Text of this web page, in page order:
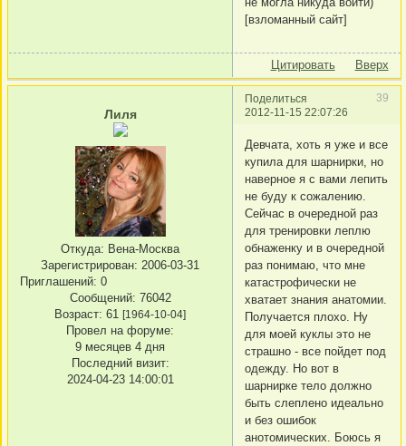
[взломанный сайт]
Цитировать Вверх
Поделиться
39
2012-11-15 22:07:26
Лиля
Откуда: Вена-Москва
Зарегистрирован: 2006-03-31
Приглашений: 0
Сообщений: 76042
Возраст: 61 [1964-10-04]
Провел на форуме:
9 месяцев 4 дня
Последний визит:
2024-04-23 14:00:01
Девчата, хоть я уже и все
купила для шарнирки, но
наверное я с вами лепить
не буду к сожалению.
Сейчас в очередной раз
для тренировки леплю
обнаженку и в очередной
раз понимаю, что мне
катастрофически не
хватает знания анатомии.
Получается плохо. Ну
для моей куклы это не
страшно - все пойдет под
одежду. Но вот в
шарнирке тело должно
быть слеплено идеально
и без ошибок
анотомических. Боюсь я